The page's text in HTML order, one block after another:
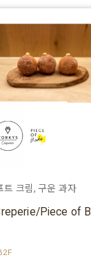
트 크림, 구운 과자
Piece of B